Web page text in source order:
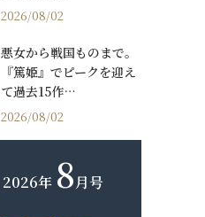
2026/08/02
悪女から戦国ものまで。
『篤姫』でピークを迎え
て過去15作…
2026/08/02
2026年 8月号